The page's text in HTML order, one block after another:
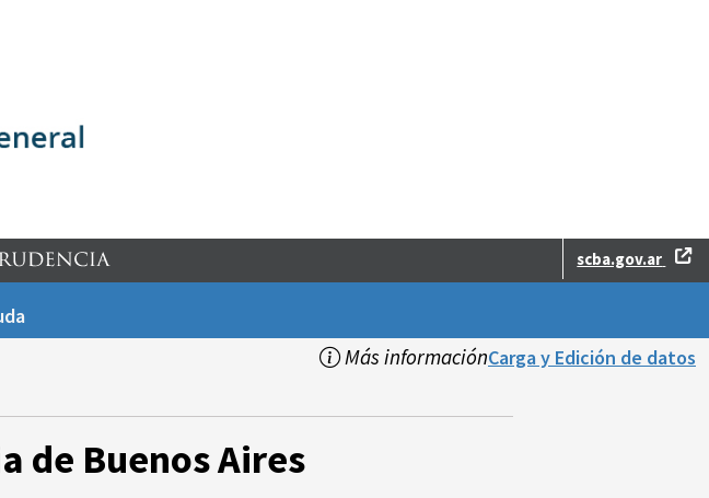
scba.gov.ar
Más informaciónCarga y Edición de datos
de Buenos Aires